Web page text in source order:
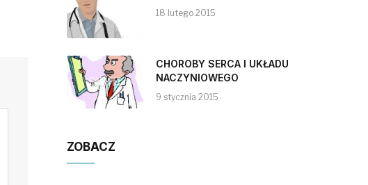
18 lutego 2015
CHOROBY SERCA I UKŁADU
NACZYNIOWEGO
9 stycznia 2015
ZOBACZ